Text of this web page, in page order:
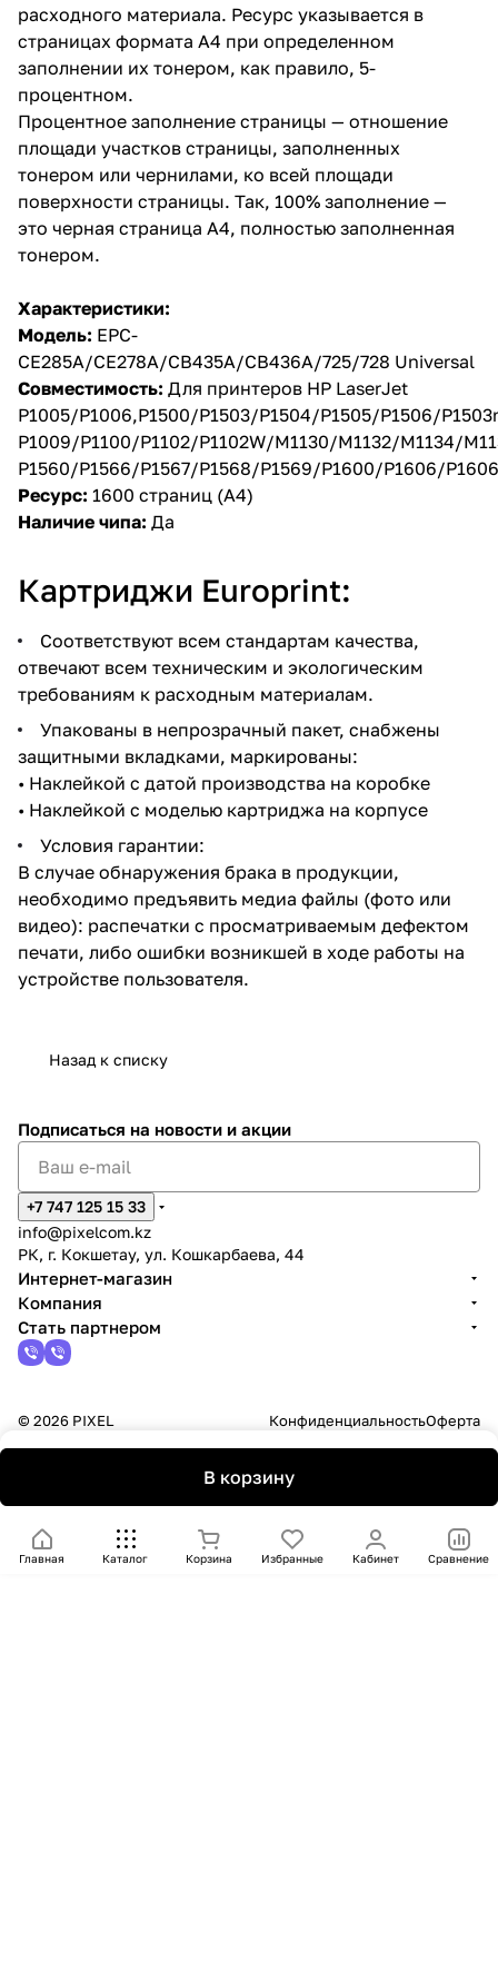
расходного материала. Ресурс указывается в
страницах формата А4 при определенном
заполнении их тонером, как правило, 5-
процентном.
Процентное заполнение страницы — отношение
площади участков страницы, заполненных
тонером или чернилами, ко всей площади
поверхности страницы. Так, 100% заполнение —
это черная страница А4, полностью заполненная
тонером.
Характеристики:
Модель: EPC-
CE285A/CE278A/CB435A/CB436A/725/728 Universal
Совместимость: Для принтеров HP LaserJet
P1005/P1006,P1500/P1503/P1504/P1505/P1506/
P1009/P1100/P1102/P1102W/M1130/M1132/M1134/
P1560/P1566/P1567/P1568/P1569/P1600/P1606/
Ресурс: 1600 страниц (А4)
Наличие чипа: Да
Картриджи Europrint:
Соответствуют всем стандартам качества,
отвечают всем техническим и экологическим
требованиям к расходным материалам.
Упакованы в непрозрачный пакет, снабжены
защитными вкладками, маркированы:
• Наклейкой с датой производства на коробке
• Наклейкой с моделью картриджа на корпусе
Условия гарантии:
В случае обнаружения брака в продукции,
необходимо предъявить медиа файлы (фото или
видео): распечатки с просматриваемым дефектом
печати, либо ошибки возникшей в ходе работы на
устройстве пользователя.
Назад к списку
В корзину
Главная Каталог Корзина Избранные Кабинет Сравнение
Подписаться на новости и акции
+7 747 125 15 33
info@pixelcom.kz
РК, г. Кокшетау, ул. Кошкарбаева, 44
Интернет-магазин
Компания
Стать партнером
© 2026 PIXEL КонфиденциальностьОферта